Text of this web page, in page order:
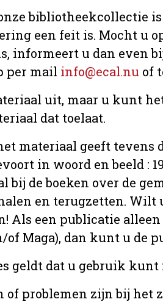
bibliotheekcollectie
een feit is. Mocht u
informeert u dan even
per mail info@ecal.nu of
uit, maar u kunt
dat toelaat.
materiaal geeft tevens
in woord en beeld :
bij de boeken over de
en terugzetten. Wilt
Als een publicatie
of Maga), dan kunt u de
geldt dat u gebruik
of problemen zijn bij het